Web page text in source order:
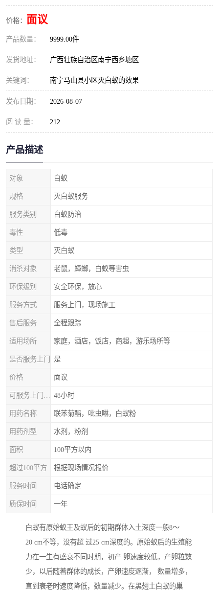
价格： 面议
产品数量： 9999.00件
发货地址： 广西壮族自治区南宁西乡塘区
关键词： 南宁马山县小区灭白蚁的效果
发布日期： 2026-08-07
阅 读 量： 212
产品描述
对象 白蚁
规格 灭白蚁服务
服务类别 白蚁防治
毒性 低毒
类型 灭白蚁
消杀对象 老鼠，蟑螂，白蚁等害虫
环保级别 安全环保，放心
服务方式 服务上门，现场施工
售后服务 全程跟踪
适用场所 家庭，酒店，饭店，商超，游乐场所等
是否服务上门 是
价格 面议
48小时
用药名称 联苯菊酯，吡虫啉，白蚁粉
用药剂型 水剂，粉剂
面积 100平方以内
超过100平方 根据现场情况报价
服务时间 电话确定
质保时间 一年
白蚁有原始蚁王及蚁后的初期群体入土深度一般8～
20 cm不等，没有超 过25 cm深度的。原始蚁后的生殖能
力在一生有盛衰不同时期，初产 卵速度较低，产卵粒数
少，以后随着群体的成长，产卵速度逐渐， 数量增多，
直到衰老时速度降低，数量减少。在黑翅土白蚁的巢